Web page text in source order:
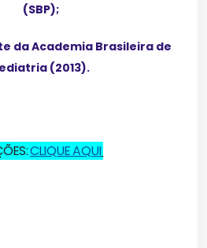
(SBP);
da Academia Brasileira de
(2013).
CLIQUE AQUI